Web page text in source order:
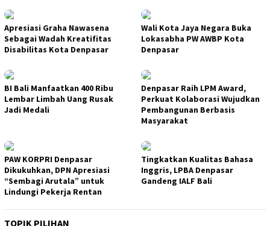
Apresiasi Graha Nawasena
Sebagai Wadah Kreatifitas
Disabilitas Kota Denpasar
Wali Kota Jaya Negara Buka
Lokasabha PW AWBP Kota
Denpasar
BI Bali Manfaatkan 400 Ribu
Lembar Limbah Uang Rusak
Jadi Medali
Denpasar Raih LPM Award,
Perkuat Kolaborasi Wujudkan
Pembangunan Berbasis
Masyarakat
PAW KORPRI Denpasar
Dikukuhkan, DPN Apresiasi
“Sembagi Arutala” untuk
Lindungi Pekerja Rentan
Tingkatkan Kualitas Bahasa
Inggris, LPBA Denpasar
Gandeng IALF Bali
TOPIK PILIHAN